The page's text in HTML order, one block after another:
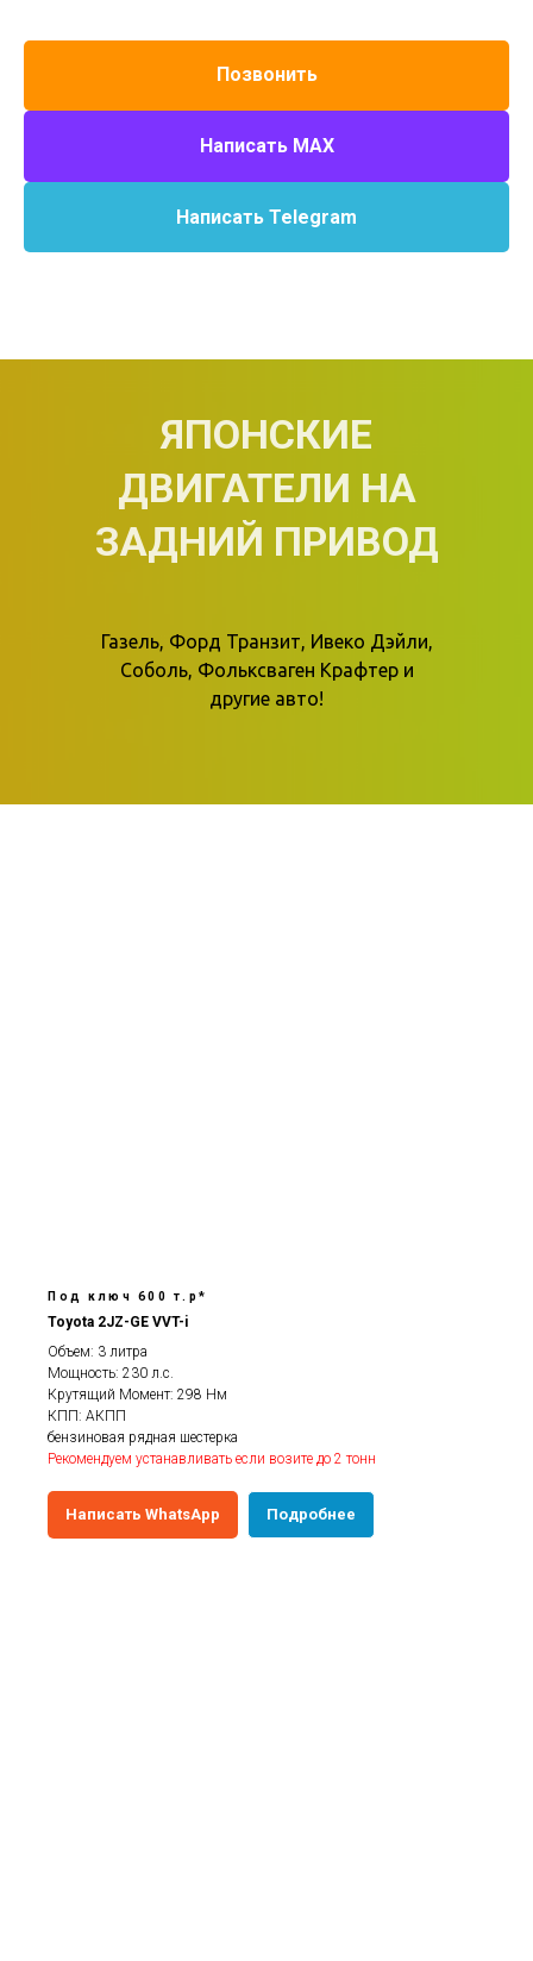
Позвонить
Написать MAX
Написать Telegram
ЯПОНСКИЕ
ДВИГАТЕЛИ НА
ЗАДНИЙ ПРИВОД
Газель, Форд Транзит, Ивеко Дэйли,
Соболь, Фольксваген Крафтер и
другие авто!
Под ключ 600 т.р*
Toyota 2JZ-GE VVT-i
Объем: 3 литра
Мощность: 230 л.с.
Крутящий Момент: 298 Нм
КПП: АКПП
бензиновая рядная шестерка
Рекомендуем устанавливать если возите до 2 тонн
Написать WhatsApp Подробнее